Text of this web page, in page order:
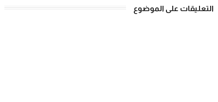
التعليقات على الموضوع